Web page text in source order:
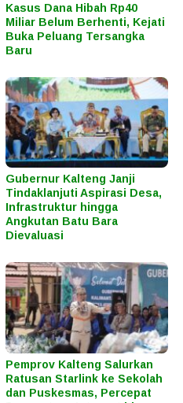
Kasus Dana Hibah Rp40
Miliar Belum Berhenti, Kejati
Buka Peluang Tersangka
Baru
Gubernur Kalteng Janji
Tindaklanjuti Aspirasi Desa,
Infrastruktur hingga
Angkutan Batu Bara
Dievaluasi
Pemprov Kalteng Salurkan
Ratusan Starlink ke Sekolah
dan Puskesmas, Percepat